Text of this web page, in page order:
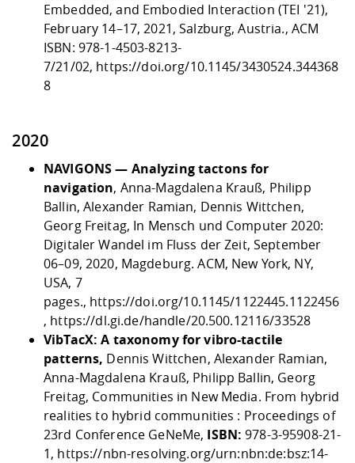
Embedded, and Embodied Interaction (TEI '21),
February 14–17, 2021, Salzburg, Austria., ACM
ISBN: 978-1-4503-8213-
7/21/02, https://doi.org/10.1145/3430524.344368
8
2020
NAVIGONS — Analyzing tactons for
navigation, Anna-Magdalena Krauß, Philipp
Ballin, Alexander Ramian, Dennis Wittchen,
Georg Freitag, In Mensch und Computer 2020:
Digitaler Wandel im Fluss der Zeit, September
06–09, 2020, Magdeburg. ACM, New York, NY,
USA, 7
pages., https://doi.org/10.1145/1122445.1122456
, https://dl.gi.de/handle/20.500.12116/33528
VibTacX: A taxonomy for vibro-tactile
patterns, Dennis Wittchen, Alexander Ramian,
Anna-Magdalena Krauß, Philipp Ballin, Georg
Freitag, Communities in New Media. From hybrid
realities to hybrid communities : Proceedings of
23rd Conference GeNeMe, ISBN: 978-3-95908-21-
1, https://nbn-resolving.org/urn:nbn:de:bsz:14-